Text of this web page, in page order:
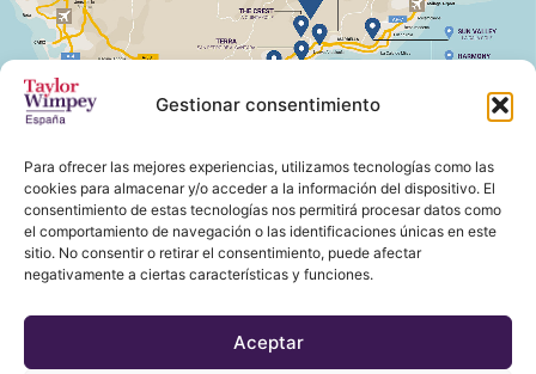
Gestionar consentimiento
Para ofrecer las mejores experiencias, utilizamos tecnologías como las
cookies para almacenar y/o acceder a la información del dispositivo. El
consentimiento de estas tecnologías nos permitirá procesar datos como
el comportamiento de navegación o las identificaciones únicas en este
sitio. No consentir o retirar el consentimiento, puede afectar
negativamente a ciertas características y funciones.
Aceptar